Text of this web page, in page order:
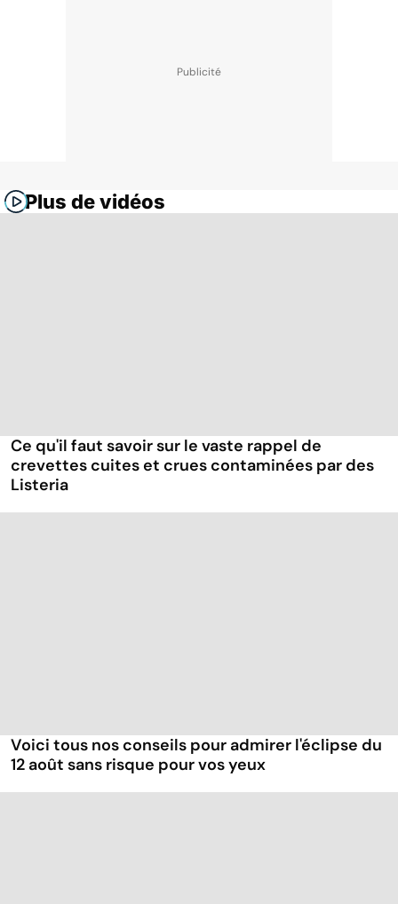
Plus de vidéos
Ce qu'il faut savoir sur le vaste rappel de
crevettes cuites et crues contaminées par des
Listeria
Voici tous nos conseils pour admirer l'éclipse du
12 août sans risque pour vos yeux